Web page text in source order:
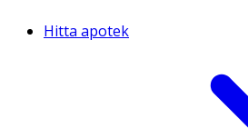
Hitta apotek